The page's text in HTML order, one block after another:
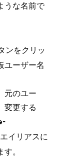
うな名前で
ンをクリ⁠ッ
ユ⁠ーザ⁠ー名
元のユ⁠ー
変更する
イリアスに
。